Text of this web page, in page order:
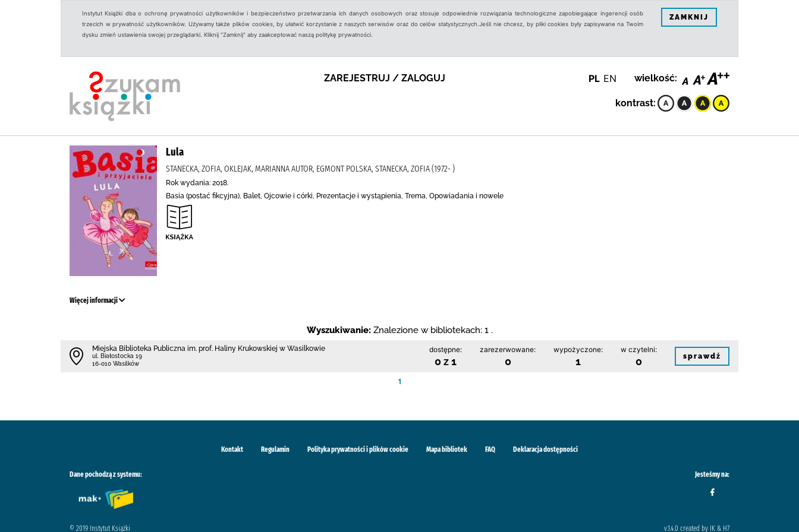
Instytut Książki dba o ochronę prywatności użytkowników i bezpieczeństwo przetwarzania ich danych osobowych oraz stosuje odpowiednie rozwiązania technologiczne zapobiegające ingerencji osób
trzecich w prywatność użytkowników. Używamy także plików cookies, by ułatwić korzystanie z naszych serwisów oraz do celów statystycznych.Jeśli nie chcesz, by pliki cookies były zapisywane na Twoim
dysku zmień ustawienia swojej przeglądarki. Kliknij "Zamknij" aby zaakceptować naszą politykę prywatności.
ZAMKNIJ
ZAREJESTRUJ / ZALOGUJ PL EN wielkość:
kontrast:
Lula
STANECKA, ZOFIA, OKLEJAK, MARIANNA AUTOR, EGMONT POLSKA, STANECKA, ZOFIA (1972- )
Rok wydania: 2018.
Basia (postać fikcyjna), Balet, Ojcowie i córki, Prezentacje i wystąpienia, Trema, Opowiadania i nowele
Więcej informacji
Wyszukiwanie: Znalezione w bibliotekach: 1 .
Miejska Biblioteka Publiczna im. prof. Haliny Krukowskiej w Wasilkowie
ul. Białostocka 19
16-010 Wasilków
dostępne:
0 z 1
zarezerwowane:
0
wypożyczone:
1
w czytelni:
0 sprawdź
1
Kontakt Regulamin Polityka prywatności i plików cookie Mapa bibliotek FAQ Deklaracja dostępności
Dane pochodzą z systemu: Jesteśmy na:
© 2019 Instytut Książki v.1.4.0 created by IK & H7